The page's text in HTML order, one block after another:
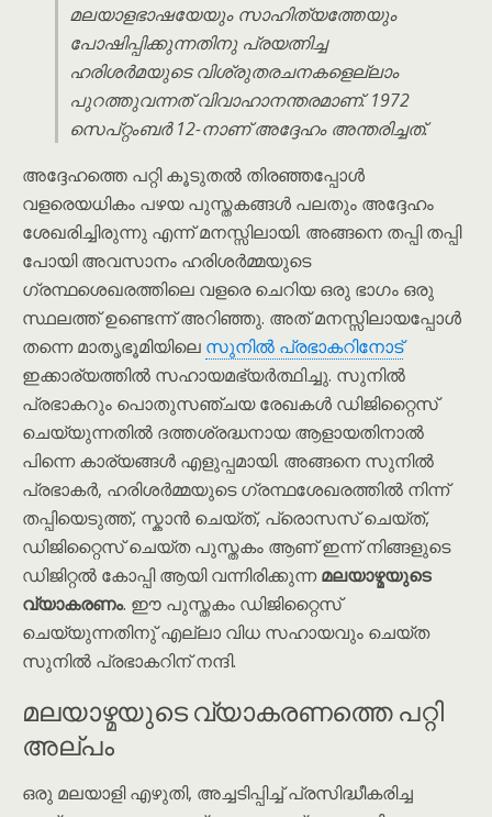
മലയാളഭാഷയേയും സാഹിത്യത്തേയും
പോഷിപ്പിക്കുന്നതിനു പ്രയത്നിച്ച
ഹരിശർമയുടെ വിശ്രുതരചനകളെല്ലാം
പുറത്തുവന്നത് വിവാഹാനന്തരമാണ്. 1972
സെപ്റ്റംബർ 12-നാണ് അദ്ദേഹം അന്തരിച്ചത്.
അദ്ദേഹത്തെ പറ്റി കൂടുതൽ തിരഞ്ഞപ്പോൾ
വളരെയധികം പഴയ പുസ്തകങ്ങൾ പലതും അദ്ദേഹം
ശേഖരിച്ചിരുന്നു എന്ന് മനസ്സിലായി. അങ്ങനെ തപ്പി തപ്പി
പോയി അവസാനം ഹരിശർമ്മയുടെ
ഗ്രന്ഥശെഖരത്തിലെ വളരെ ചെറിയ ഒരു ഭാഗം ഒരു
സ്ഥലത്ത് ഉണ്ടെന്ന് അറിഞ്ഞു. അത് മനസ്സിലായപ്പോൾ
തന്നെ മാതൃഭൂമിയിലെ സുനിൽ പ്രഭാകറിനോട്
ഇക്കാര്യത്തിൽ സഹായമഭ്യർത്ഥിച്ചു. സുനിൽ
പ്രഭാകറും പൊതുസഞ്ചയ രേഖകൾ ഡിജിറ്റൈസ്
ചെയ്യുന്നതിൽ ദത്തശ്രദ്ധനായ ആളായതിനാൽ
പിന്നെ കാര്യങ്ങൾ എളുപ്പമായി. അങ്ങനെ സുനിൽ
പ്രഭാകർ, ഹരിശർമ്മയുടെ ഗ്രന്ഥശേഖരത്തിൽ നിന്ന്
തപ്പിയെടുത്ത്, സ്കാൻ ചെയ്ത്, പ്രൊസസ് ചെയ്ത്,
ഡിജിറ്റൈസ് ചെയ്ത പുസ്തകം ആണ് ഇന്ന് നിങ്ങളുടെ
ഡിജിറ്റൽ കോപ്പി ആയി വന്നിരിക്കുന്നമലയാഴ്മയുടെ
വ്യാകരണം. ഈ പുസ്തകം ഡിജിറ്റൈസ്
ചെയ്യുന്നതിനു് എല്ലാ വിധ സഹായവും ചെയ്ത
സുനിൽ പ്രഭാകറിന് നന്ദി.
മലയാഴ്മയുടെ വ്യാകരണത്തെ പറ്റി
അല്പം
ഒരു മലയാളി എഴുതി, അച്ചടിപ്പിച്ച് പ്രസിദ്ധീകരിച്ച